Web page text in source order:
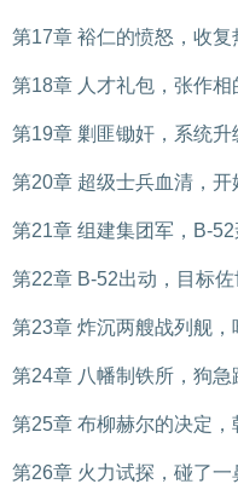
第17章 裕仁的愤怒，收复
第18章 人才礼包，张作相
第19章 剿匪锄奸，系统升
第20章 超级士兵血清，开
第21章 组建集团军，B-
第22章 B-52出动，目标佐
第23章 炸沉两艘战列舰，
第24章 八幡制铁所，狗急
第25章 布柳赫尔的决定
第26章 火力试探，碰了